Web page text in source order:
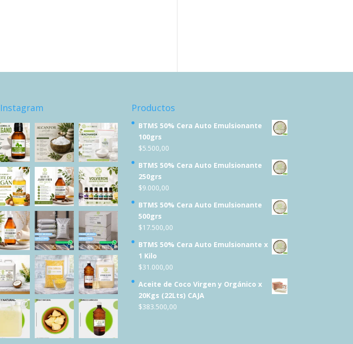
Productos
BTMS 50% Cera Auto Emulsionante
100grs
$5.500,00
BTMS 50% Cera Auto Emulsionante
250grs
$9.000,00
BTMS 50% Cera Auto Emulsionante
500grs
$17.500,00
BTMS 50% Cera Auto Emulsionante x
1 Kilo
$31.000,00
Aceite de Coco Virgen y Orgánico x
20Kgs (22Lts) CAJA
$383.500,00